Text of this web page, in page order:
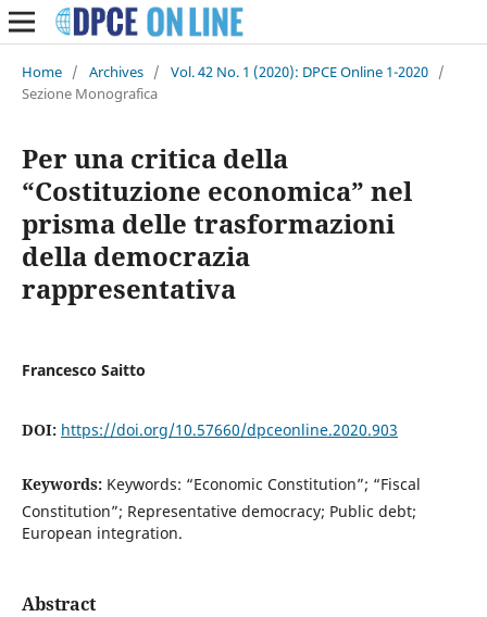
Home / Archives / Vol. 42 No. 1 (2020): DPCE Online 1-2020 /
Sezione Monografica
Per una critica della
“Costituzione economica” nel
prisma delle trasformazioni
della democrazia
rappresentativa
Francesco Saitto
DOI: https://doi.org/10.57660/dpceonline.2020.903
Keywords: Keywords: “Economic Constitution”; “Fiscal
Constitution”; Representative democracy; Public debt;
European integration.
Abstract